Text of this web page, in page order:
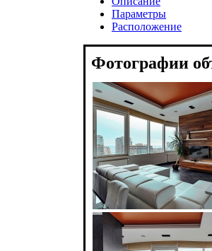
Параметры
Расположение
Фотографии